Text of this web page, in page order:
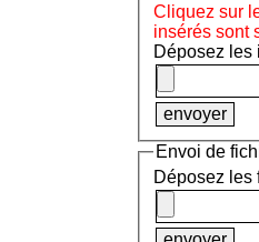
Cliquez sur
insérés sont
Déposez les
Envoi de
Déposez les